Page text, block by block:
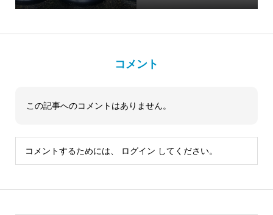
コメント
この記事へのコメントはありません。
コメントするためには、 ログイン してください。